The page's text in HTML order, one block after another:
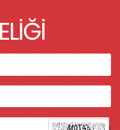
l